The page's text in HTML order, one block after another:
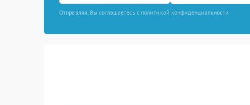
Отправляя, Вы соглашаетесь с политикой конфиденциальности